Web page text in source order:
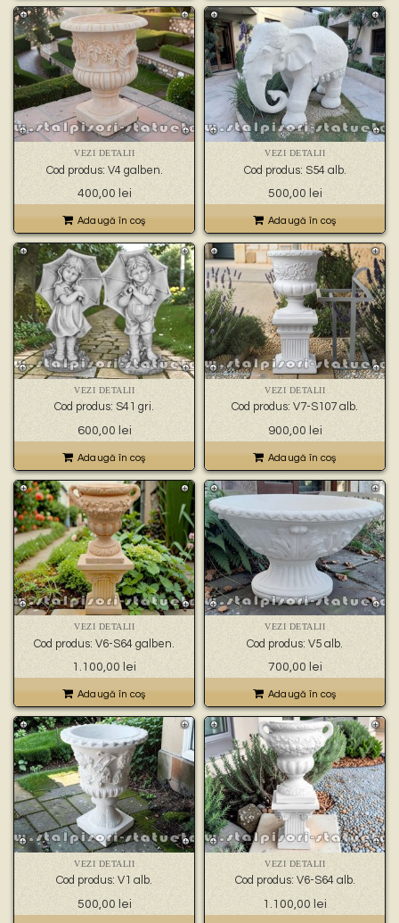
VEZI DETALII
Cod produs: V4 galben.
400,00 lei
Adaugă în coş
VEZI DETALII
Cod produs: S54 alb.
500,00 lei
Adaugă în coş
VEZI DETALII
Cod produs: S41 gri.
600,00 lei
Adaugă în coş
VEZI DETALII
Cod produs: V7-S107 alb.
900,00 lei
Adaugă în coş
VEZI DETALII
Cod produs: V6-S64 galben.
1.100,00 lei
Adaugă în coş
VEZI DETALII
Cod produs: V5 alb.
700,00 lei
Adaugă în coş
VEZI DETALII
Cod produs: V1 alb.
500,00 lei
VEZI DETALII
Cod produs: V6-S64 alb.
1.100,00 lei